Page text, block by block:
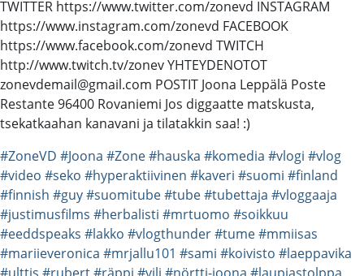
TWITTER https://www.twitter.com/zonevd INSTAGRAM
https://www.instagram.com/zonevd FACEBOOK
https://www.facebook.com/zonevd TWITCH
http://www.twitch.tv/zonev YHTEYDENOTOT
zonevdemail@gmail.com POSTIT Joona Leppälä Poste
Restante 96400 Rovaniemi Jos diggaatte matskusta,
tsekatkaahan kanavani ja tilatakkin saa! :)
#ZoneVD #Joona #Zone#hauska #komedia #vlogi #vlog
#video #seko #hyperaktiivinen #kaveri #suomi #finland
#finnish #guy#suomitube#tube#tubettaja #vloggaaja
#justimusfilms #herbalisti #mrtuomo #soikkuu
#eeddspeaks #lakko #vlogthunder#tume#mmiisas
#mariieveronica #mrjallu101 #sami #koivisto #laeppavika